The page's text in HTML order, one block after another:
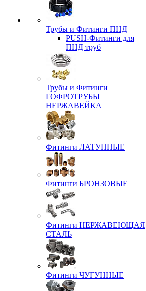
Трубы и Фитинги ПНД
PUSH-Фитинги для
ПНД труб
Трубы и Фитинги
ГОФРОТРУБЫ
НЕРЖАВЕЙКА
Фитинги ЛАТУННЫЕ
Фитинги БРОНЗОВЫЕ
Фитинги НЕРЖАВЕЮЩАЯ
СТАЛЬ
Фитинги ЧУГУННЫЕ